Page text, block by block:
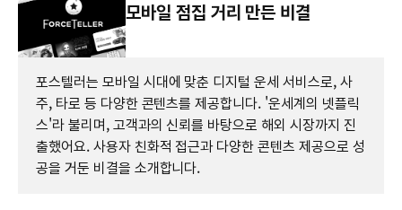
모바일 점집 거리 만든 비결
포스텔러는 모바일 시대에 맞춘 디지털 운세 서비스로, 사
주, 타로 등 다양한 콘텐츠를 제공합니다. '운세계의 넷플릭
스'라 불리며, 고객과의 신뢰를 바탕으로 해외 시장까지 진
출했어요. 사용자 친화적 접근과 다양한 콘텐츠 제공으로 성
공을 거둔 비결을 소개합니다.